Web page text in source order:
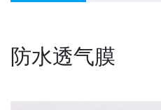
防水透气膜